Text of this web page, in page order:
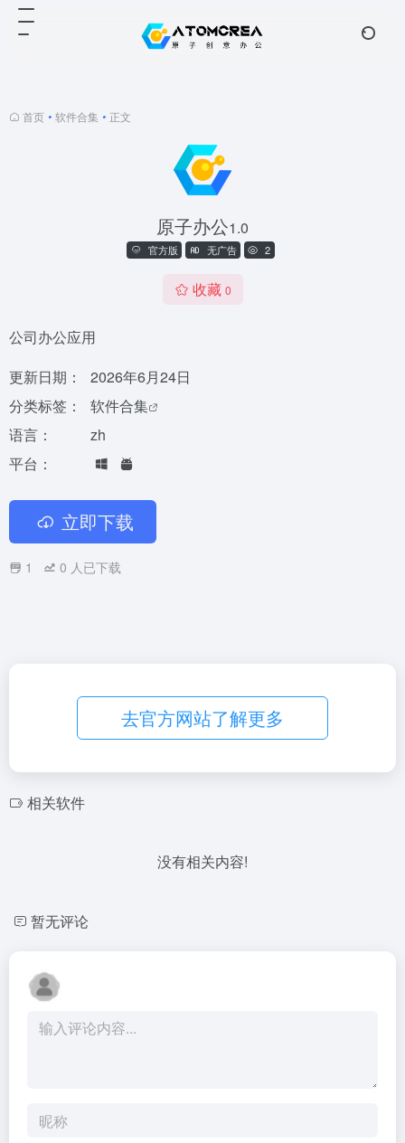
首页 • 软件合集 • 正文
原子办公1.0
官方版 无广告 2
收藏 0
公司办公应用
更新日期：
2026年6月24日
分类标签：
软件合集
语言：
zh
平台：
立即下载
1 0 人已下载
去官方网站了解更多
相关软件
没有相关内容!
暂无评论